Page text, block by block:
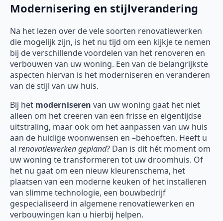
Modernisering en stijlverandering
Na het lezen over de vele soorten renovatiewerken
die mogelijk zijn, is het nu tijd om een kijkje te nemen
bij de verschillende voordelen van het renoveren en
verbouwen van uw woning. Een van de belangrijkste
aspecten hiervan is het moderniseren en veranderen
van de stijl van uw huis.
Bij het moderniseren van uw woning gaat het niet
alleen om het creëren van een frisse en eigentijdse
uitstraling, maar ook om het aanpassen van uw huis
aan de huidige woonwensen en –behoeften. Heeft u
al renovatiewerken gepland? Dan is dit hét moment om
uw woning te transformeren tot uw droomhuis. Of
het nu gaat om een nieuw kleurenschema, het
plaatsen van een moderne keuken of het installeren
van slimme technologie, een bouwbedrijf
gespecialiseerd in algemene renovatiewerken en
verbouwingen kan u hierbij helpen.